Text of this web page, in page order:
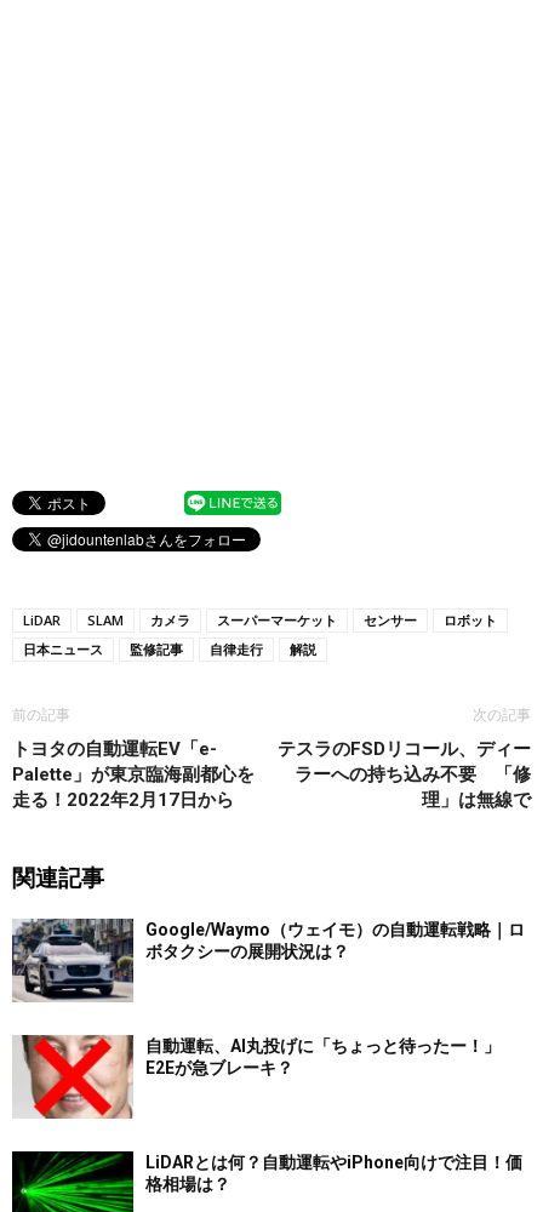
LiDAR SLAM カメラ スーパーマーケット センサー
ロボット
日本ニュース
監修記事 自律走行 解説
前の記事
トヨタの自動運転EV「e-
Palette」が東京臨海副都心を
走る！2022年2月17日から
次の記事
テスラのFSDリコール、ディー
ラーへの持ち込み不要 「修
理」は無線で
関連記事
Google/Waymo（ウェイモ）の自動運転戦略｜ロ
ボタクシーの展開状況は？
自動運転、AI丸投げに「ちょっと待ったー！」
E2Eが急ブレーキ？
LiDARとは何？自動運転やiPhone向けで注目！価
格相場は？